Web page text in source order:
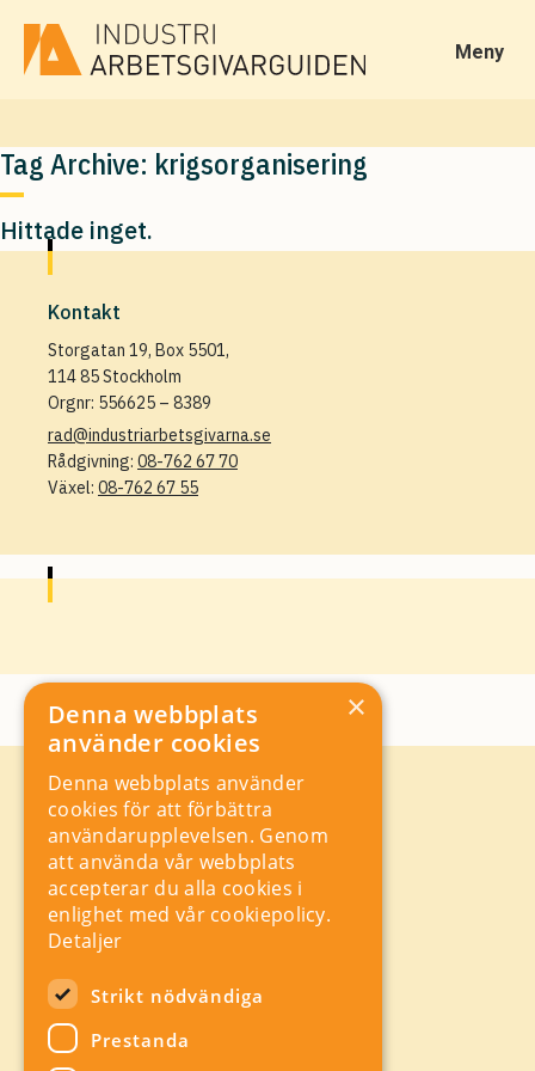
Meny
Tag Archive: krigsorganisering
Hittade inget.
Kontakt
Storgatan 19, Box 5501,
114 85 Stockholm
Orgnr: 556625 – 8389
rad@industriarbetsgivarna.se
Rådgivning: 08-762 67 70
Växel: 08-762 67 55
Kontakt
Storgatan 19, Box 5501,
114 85 Stockholm
Orgnr: 556625 – 8389
rad@industriarbetsgivarna.se
Rådgivning:08-762 67 70
Växel:08-762 67 55
Hitta snabbt
A-Ö
×
Denna webbplats
använder cookies
Denna webbplats använder
cookies för att förbättra
användarupplevelsen. Genom
att använda vår webbplats
accepterar du alla cookies i
enlighet med vår cookiepolicy.
Detaljer
Strikt nödvändiga
Prestanda